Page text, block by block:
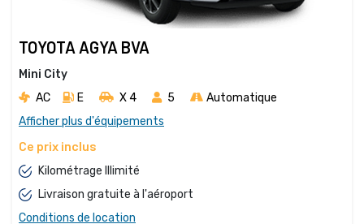
TOYOTA AGYA BVA
Mini City
AC
E X 4 5
Automatique
Afficher plus d'équipements
Ce prix inclus
Kilométrage Illimité
Livraison gratuite à l'aéroport
Conditions de location